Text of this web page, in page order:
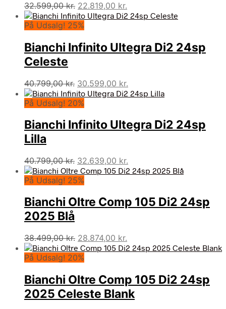
32.599,00kr. Den
oprindelige
pris
32.599,00 kr..
22.819,00 kr.
aktuelle
22.819,00 kr..
På Udsalg! 25%
Bianchi Infinito Ultegra Di2 24sp
Celeste
40.799,00kr. Den
oprindelige
pris
40.799,00 kr..
30.599,00 kr.
aktuelle
30.599,00 kr..
På Udsalg! 20%
Bianchi Infinito Ultegra Di2 24sp
Lilla
40.799,00kr. Den
oprindelige
pris
40.799,00 kr..
32.639,00 kr.
aktuelle
32.639,00 kr..
På Udsalg! 25%
Bianchi Oltre Comp 105 Di2 24sp
2025 Blå
38.499,00kr. Den
oprindelige
pris
38.499,00 kr..
28.874,00 kr.
aktuelle
28.874,00 kr..
På Udsalg! 20%
Bianchi Oltre Comp 105 Di2 24sp
2025 Celeste Blank